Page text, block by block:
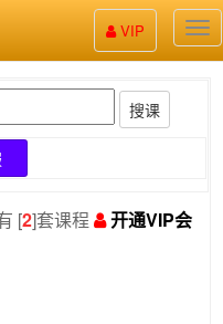
股
票
VIP
搜课
[2]套课程
开通VIP会